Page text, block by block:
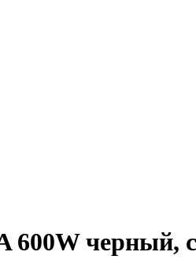
черный,